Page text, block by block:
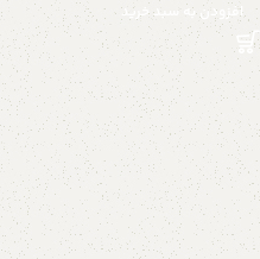
افزودن به سبد خرید